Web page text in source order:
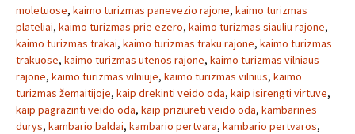
moletuose, kaimo turizmas panevezio rajone, kaimo turizmas
plateliai, kaimo turizmas prie ezero, kaimo turizmas siauliu rajone,
kaimo turizmas trakai, kaimo turizmas traku rajone, kaimo turizmas
trakuose, kaimo turizmas utenos rajone, kaimo turizmas vilniaus
rajone, kaimo turizmas vilniuje, kaimo turizmas vilnius, kaimo
turizmas žemaitijoje, kaip drekinti veido oda, kaip isirengti virtuve,
kaip pagrazinti veido oda, kaip priziureti veido oda, kambarines
durys, kambario baldai, kambario pertvara, kambario pertvaros,